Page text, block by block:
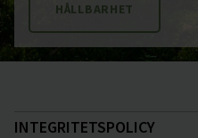
HÅLLBARHET
INTEGRITETSPOLICY